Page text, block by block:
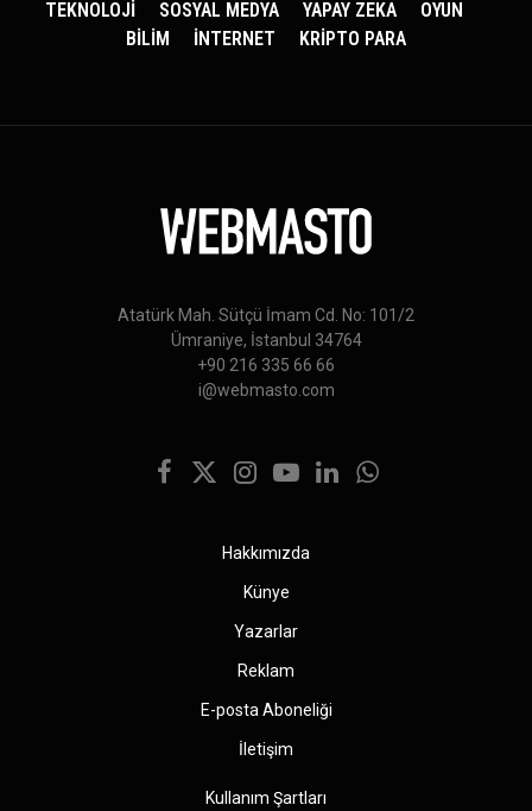
TEKNOLOJİ SOSYAL MEDYA YAPAY ZEKA
OYUN
BİLİM
İNTERNET KRİPTO PARA
Atatürk Mah. Sütçü İmam Cd. No: 101/2
Ümraniye, İstanbul 34764
+90 216 335 66 66
i@webmasto.com
Facebook
X
Instagram
YouTubeLinkedInWhatsApp
Hakkımızda
Künye
Yazarlar
Reklam
E-posta Aboneliği
İletişim
Kullanım Şartları